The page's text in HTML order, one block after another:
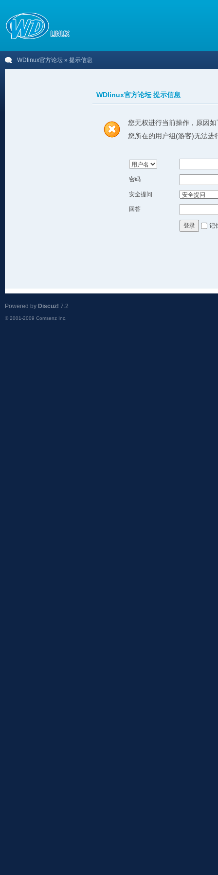
WDlinux官方论坛 » 提示信息
WDlinux官方论坛 提示信息
您无权进行当前操作，原因如
您所在的用户组(游客)无法进
密码
安全提问
回答
登录 记
Powered by Discuz! 7.2
© 2001-2009 Comsenz Inc.